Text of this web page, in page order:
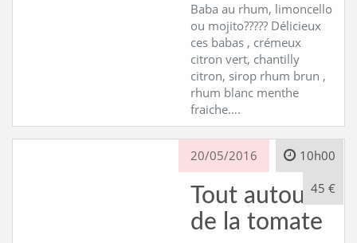
Baba au rhum, limoncello
ou mojito????? Délicieux
ces babas , crémeux
citron vert, chantilly
citron, sirop rhum brun ,
rhum blanc menthe
fraiche….
20/05/2016 10h00
45 €
Tout autour
de la tomate